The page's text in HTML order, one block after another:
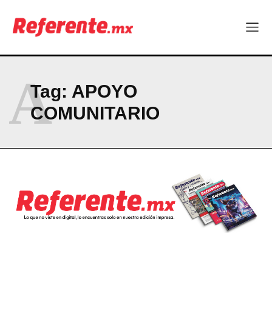
Tag: APOYO
COMUNITARIO
A